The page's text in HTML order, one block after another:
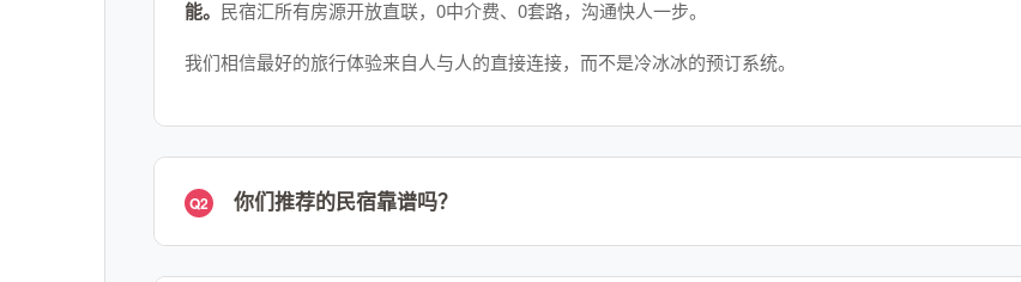
能。 民宿汇所有房源开放直联，0中介费、0套路，沟通快人一步。
我们相信最好的旅行体验来自人与人的直接连接，而不是冷冰冰的预订系统。
Q2 你们推荐的民宿靠谱吗？